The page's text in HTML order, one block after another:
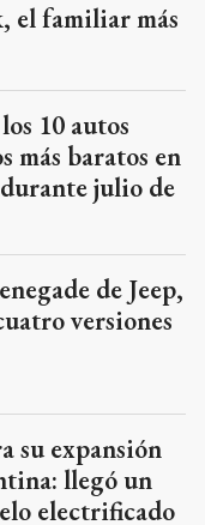
el familiar más
10 autos
más baratos en
julio de
de Jeep,
versiones
su expansión
llegó un
electrificado